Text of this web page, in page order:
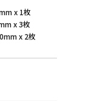
x 1枚
x 3枚
x 2枚